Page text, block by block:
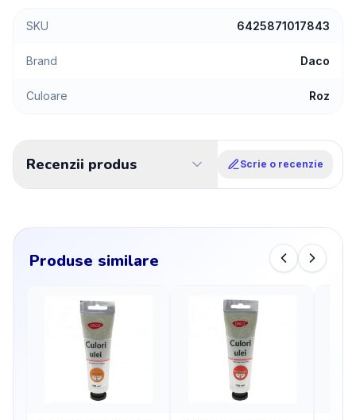
SKU 6425871017843
Brand Daco
Culoare Roz
Recenzii produs Scrie o recenzie
Produse similare